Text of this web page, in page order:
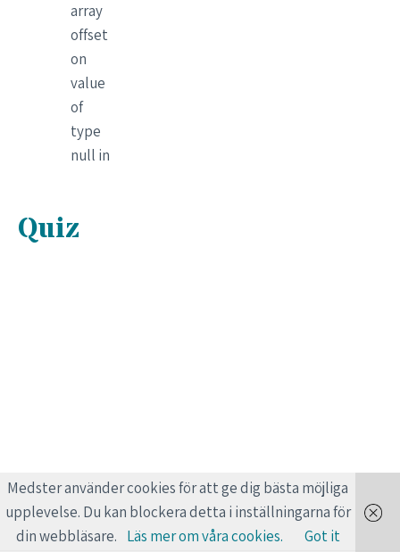
array
offset
on
value
of
type
null in
Quiz
Medster använder cookies för att ge dig bästa möjliga
upplevelse. Du kan blockera detta i inställningarna för
din webbläsare. Läs mer om våra cookies. Got it